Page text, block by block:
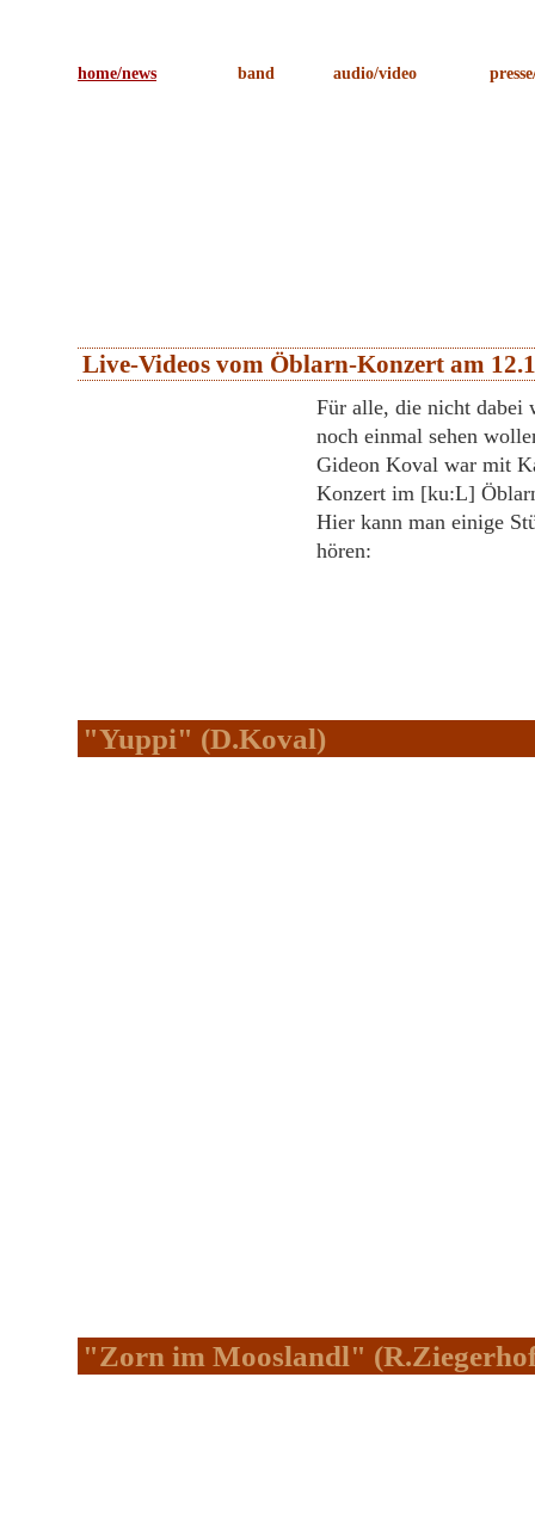
home/news band audio/video
Live-Videos vom Öblarn-Konzert am
Für alle, die nicht dabei
noch einmal sehen
Gideon Koval war mit
Konzert im [ku:L]
Hier kann man einige
hören:
"Yuppi" (D.Koval)
"Zorn im Mooslandl"